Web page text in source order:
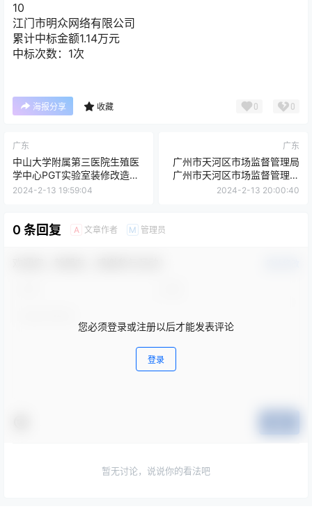
10
江门市明众网络有限公司
累计中标金额1.14万元
中标次数：1次
海报分享 收藏 0 0
广东
中山大学附属第三医院生殖医
学中心PGT实验室装修改造项
目竞争性磋商公告
2024-2-13 19:59:04
广东
广州市天河区市场监督管理局
广州市天河区市场监督管理局
元岗市场监管所办公用房租赁
2024-2-13 20:00:40
0 条回复 A 文章作者 M 管理员
您必须登录或注册以后才能发表评论
登录
暂无讨论，说说你的看法吧